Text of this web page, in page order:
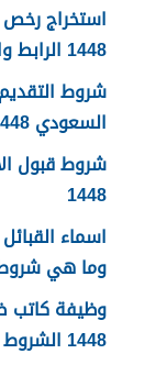
استخراج رخص
1448 الرابط والشروط بالتفصيل
شروط
السعودي 1448
شروط قبول
1448
وما هي
وظيفة كاتب
1448 الشروط وطريقة التقديم